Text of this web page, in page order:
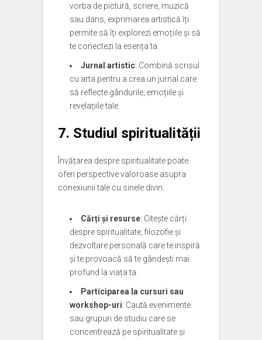
vorba de pictură, scriere, muzică
sau dans, exprimarea artistică îți
permite să îți explorezi emoțiile și să
te conectezi la esența ta.
Jurnal artistic: Combină scrisul
cu arta pentru a crea un jurnal care
să reflecte gândurile, emoțiile și
revelațiile tale.
7. Studiul spiritualității
Învățarea despre spiritualitate poate
oferi perspective valoroase asupra
conexiunii tale cu sinele divin.
Cărți și resurse: Citește cărți
despre spiritualitate, filozofie și
dezvoltare personală care te inspiră
și te provoacă să te gândești mai
profund la viața ta.
Participarea la cursuri sau
workshop-uri: Caută evenimente
sau grupuri de studiu care se
concentrează pe spiritualitate și